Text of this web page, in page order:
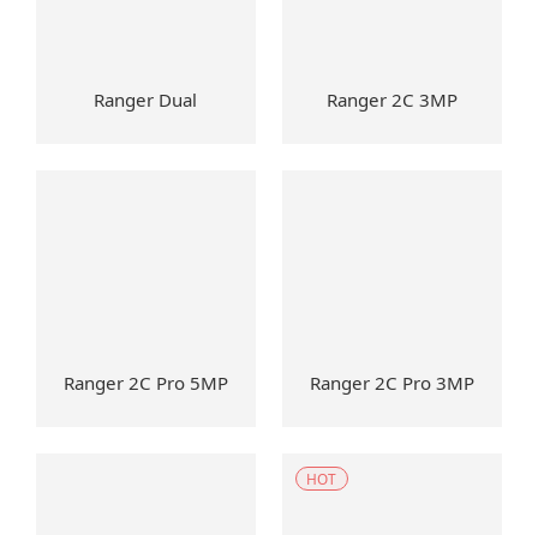
Ranger Dual Ranger 2C 3MP
Ranger 2C Pro 5MP Ranger 2C Pro 3MP
HOT